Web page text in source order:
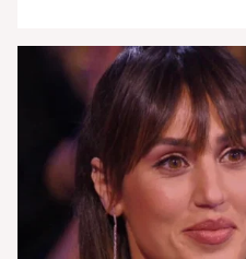
posto si è posizionato
Beatrice Marchetti e al
Ripercorriamo insieme
emozioni! La serata si [']